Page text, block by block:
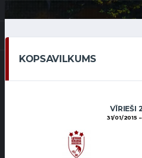
KOPSAVILKUMS
VĪRIEŠI
31/01/2015